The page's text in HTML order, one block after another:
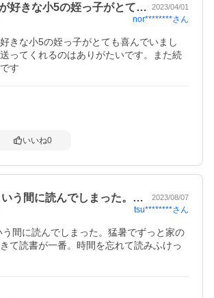
好きな小5の姪っ子がとて… 2023/04/01
nor********さん
きな小5の姪っ子がとても喜んでいまし
ってくれるのはありがたいです。また続
す
いいね0
いう間に読んでしまった。… 2023/08/07
tsu********さん
う間に読んでしまった。猛暑でずっと家の
て読書が一番。時間を忘れて読みふけっ